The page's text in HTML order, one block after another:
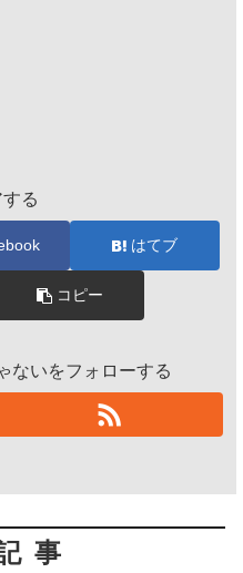
る
はてブ
コピー
ないをフォローする
事